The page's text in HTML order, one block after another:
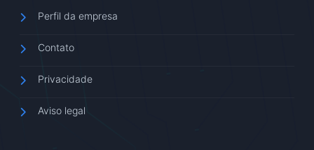
Perfil da empresa
Contato
Privacidade
Aviso legal